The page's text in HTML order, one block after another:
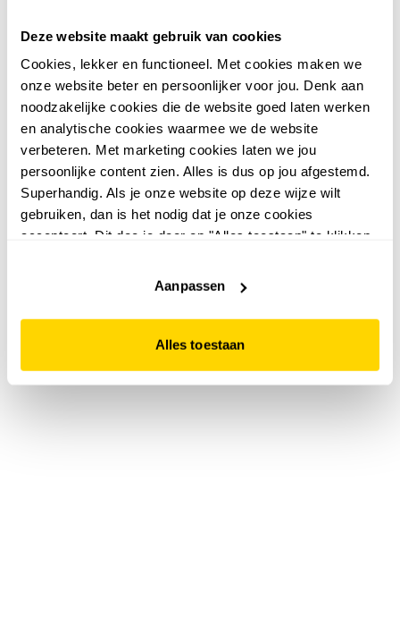
Deze website maakt gebruik van cookies
Cookies, lekker en functioneel. Met cookies maken we
onze website beter en persoonlijker voor jou. Denk aan
noodzakelijke cookies die de website goed laten werken
en analytische cookies waarmee we de website
verbeteren. Met marketing cookies laten we jou
persoonlijke content zien. Alles is dus op jou afgestemd.
Superhandig. Als je onze website op deze wijze wilt
gebruiken, dan is het nodig dat je onze cookies
accepteert. Dit doe je door op "Alles toestaan" te klikken.
website niet optimaal functioneert.
Aanpassen
Alles toestaan